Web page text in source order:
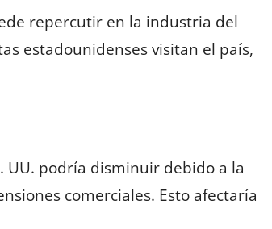
repercutir en la industria del
estadounidenses visitan el país,
UU. podría disminuir debido a la
comerciales. Esto afectaría